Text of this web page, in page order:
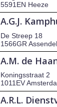
5591EN Heeze
A.G.J.
De Streep 18
1566GR
A.M. de
Koningsstraat 2
1011EV
A.R.L.